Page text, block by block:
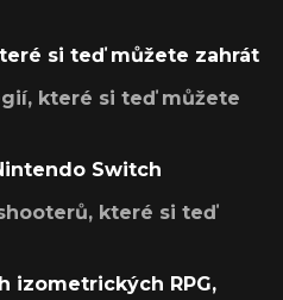
si teď můžete zahrát
které si teď můžete
Switch
které si teď
izometrických RPG,